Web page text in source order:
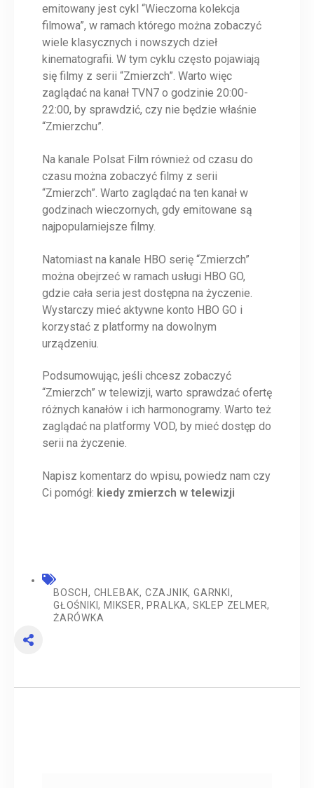
emitowany jest cykl “Wieczorna kolekcja
filmowa”, w ramach którego można zobaczyć
wiele klasycznych i nowszych dzieł
kinematografii. W tym cyklu często pojawiają
się filmy z serii “Zmierzch”. Warto więc
zaglądać na kanał TVN7 o godzinie 20:00-
22:00, by sprawdzić, czy nie będzie właśnie
“Zmierzchu”.
Na kanale Polsat Film również od czasu do
czasu można zobaczyć filmy z serii
“Zmierzch”. Warto zaglądać na ten kanał w
godzinach wieczornych, gdy emitowane są
najpopularniejsze filmy.
Natomiast na kanale HBO serię “Zmierzch”
można obejrzeć w ramach usługi HBO GO,
gdzie cała seria jest dostępna na życzenie.
Wystarczy mieć aktywne konto HBO GO i
korzystać z platformy na dowolnym
urządzeniu.
Podsumowując, jeśli chcesz zobaczyć
“Zmierzch” w telewizji, warto sprawdzać ofertę
różnych kanałów i ich harmonogramy. Warto też
zaglądać na platformy VOD, by mieć dostęp do
serii na życzenie.
Napisz komentarz do wpisu, powiedz nam czy
Ci pomógł: kiedy zmierzch w telewizji
BOSCH, CHLEBAK, CZAJNIK,GARNKI,
GŁOŚNIKI,MIKSER,PRALKA, SKLEP ZELMER,
ŻARÓWKA